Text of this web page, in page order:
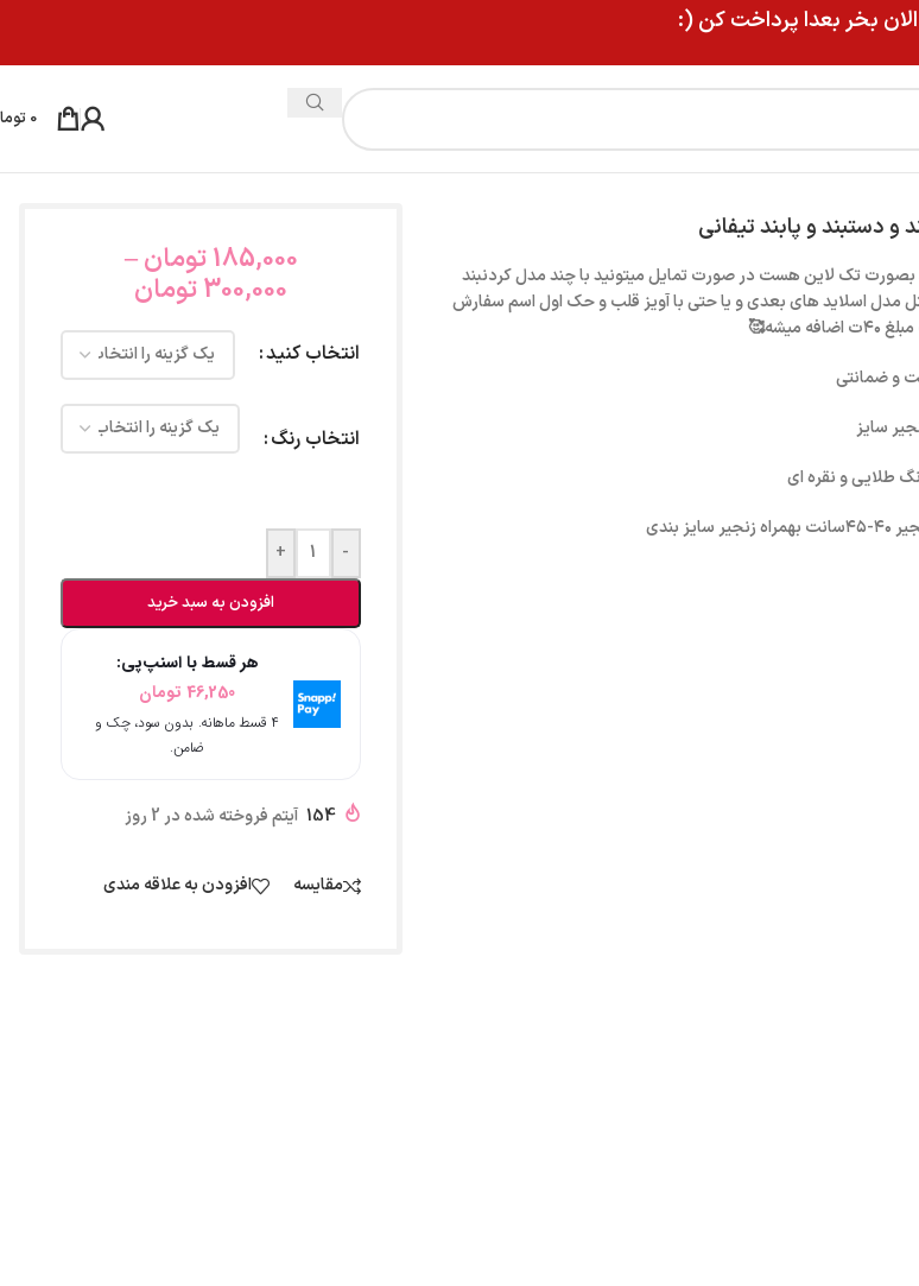
الان بخر بعدا پرداخت کن (:
0
و دستبند و پابند تیفانی
بصورت تک لاین هست در صورت تمایل میتونید با چند مدل کردنبند
مدل اسلاید های بعدی و یا حتی با آویز قلب و حک اول اسم سفارش
میشه🥰
و ضمانتی
سایز
طلایی و نقره ای
سایز بندی
185,000تومان–
300,000تومان
انتخاب کنید
انتخاب رنگ
-
+
افزودن به سبد خرید
هر قسط با اسنپ‌پی:
46,250 تومان
۴ قسط ماهانه. بدون سود، چک و
ضامن.
154 آیتم فروخته شده در 2 روز
مقایسه افزودن به علاقه مندی